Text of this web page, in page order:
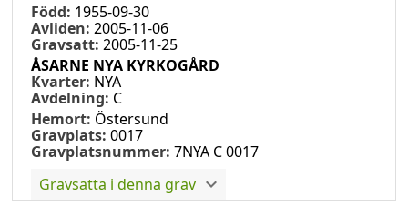
Född: 1955-09-30
Avliden: 2005-11-06
Gravsatt: 2005-11-25
ÅSARNE NYA KYRKOGÅRD
Kvarter: NYA
Avdelning: C
Hemort: Östersund
Gravplats: 0017
Gravplatsnummer: 7NYA C 0017
Gravsatta i denna grav